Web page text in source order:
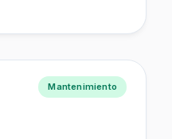
Mantenimiento